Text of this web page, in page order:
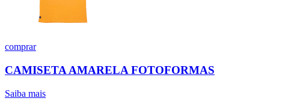
comprar
CAMISETA AMARELA FOTOFORMAS
Saiba mais